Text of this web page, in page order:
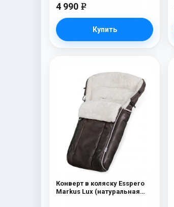
4 990 e
Купить
Конверт в коляску Esspero
Markus Lux (натуральная